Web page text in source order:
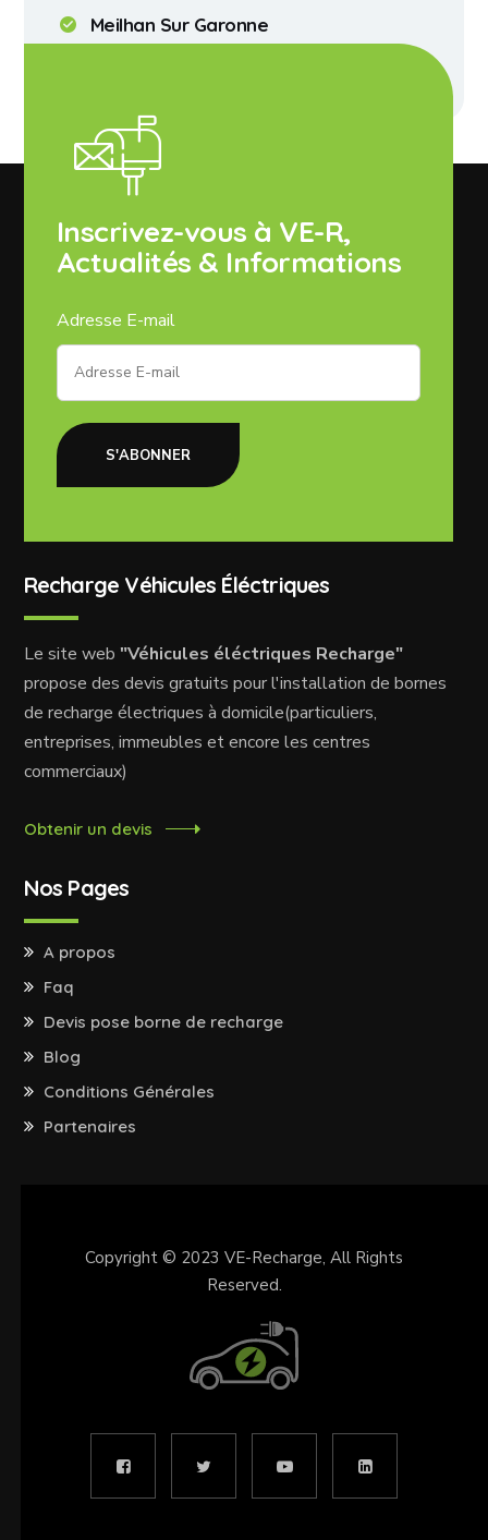
Meilhan Sur Garonne
Inscrivez-vous à VE-R,
Actualités & Informations
Adresse E-mail
S'ABONNER
Recharge Véhicules Éléctriques
Le site web "Véhicules éléctriques Recharge"
propose des devis gratuits pour l'installation de bornes
de recharge électriques à domicile(particuliers,
entreprises, immeubles et encore les centres
commerciaux)
Obtenir un devis
Nos Pages
A propos
Faq
Devis pose borne de recharge
Blog
Conditions Générales
Partenaires
Copyright © 2023 VE-Recharge, All Rights
Reserved.